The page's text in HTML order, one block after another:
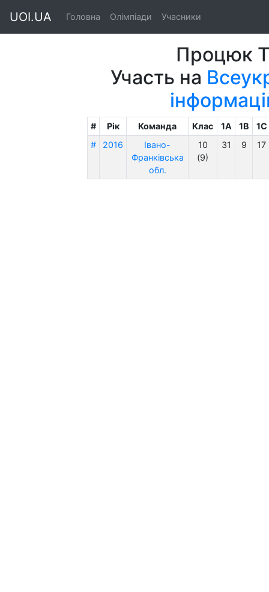
UOI.UA Головна Олімпіади Учасники
Процюк
Участь на
# Рік Команда Клас 1A 1B
1C
#
2016
Івано-
Франківська
обл.
10
(9)
31 9 17